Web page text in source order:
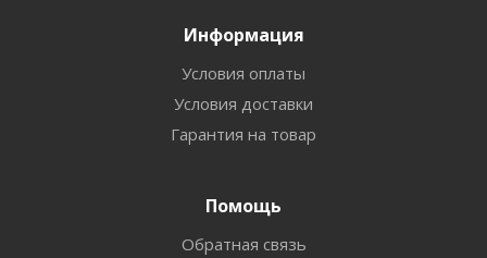
Информация
Условия оплаты
Условия доставки
Гарантия на товар
Помощь
Обратная связь